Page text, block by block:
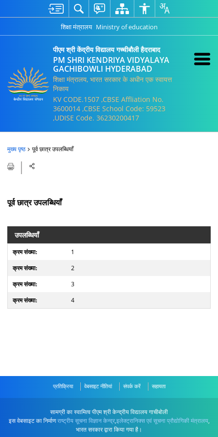
शिक्षा मंत्रालय Ministry of education
पीएम श्री केंद्रीय विद्यालय गच्चीबौली हैदराबाद
PM SHRI KENDRIYA VIDYALAYA
GACHIBOWLI HYDERABAD
शिक्षा मंत्रालय, भारत सरकार के अधीन एक स्वायत्त
निकाय
KV CODE.1507 ,CBSE Affliation No.
3600014 ,CBSE School Code: 59523
,UDISE Code. 36230200417
मुख्य पृष्ठ पूर्व छात्र उपलब्धियाँ
पूर्व छात्र उपलब्धियाँ
उपलब्धियाँ
1
2
3
4
प्रतिक्रिया वेबसाइट नीतियां संपर्क करें सहायता
सामग्री का स्वामित्व पीएम श्री केन्द्रीय विद्यालय गाचीबोली
इस वेबसाइट का निर्माणराष्ट्रीय सूचना विज्ञान केन्द्र,इलेक्ट्रानिक्स एवं सूचना प्रौद्योगिकी मंत्रालय,
भारत सरकार द्वारा किया गया है।